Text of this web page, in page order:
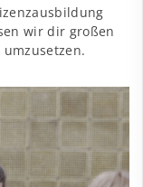
wir dir großen